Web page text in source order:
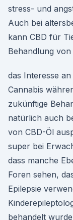
stress- und
Auch bei
kann CBD für
Behandlung von
das Interesse
Cannabis
zukünftige
natürlich auch
von CBD-Öl
super bei
dass manche
Foren sehen,
Epilepsie
behandelt